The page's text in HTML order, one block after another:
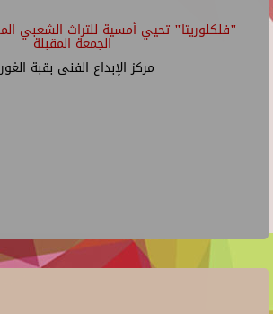
"فلكلوريتا" تحيي أمسية للتراث الشعبي
الجمعة المقبلة
مركز الإبداع الفنى بقبة